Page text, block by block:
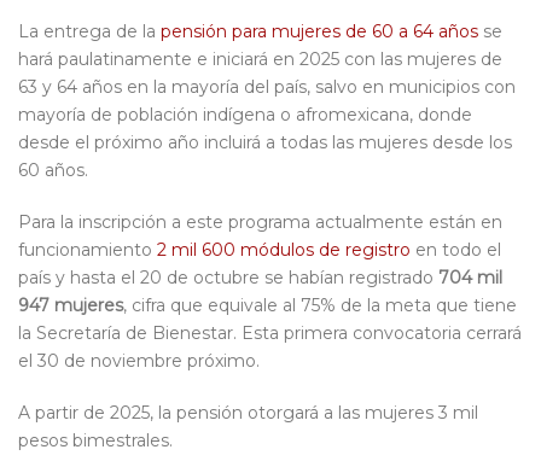
La entrega de la pensión para mujeres de 60 a 64 años se
hará paulatinamente e iniciará en 2025 con las mujeres de
63 y 64 años en la mayoría del país, salvo en municipios con
mayoría de población indígena o afromexicana, donde
desde el próximo año incluirá a todas las mujeres desde los
60 años.
Para la inscripción a este programa actualmente están en
funcionamiento 2 mil 600 módulos de registro en todo el
país y hasta el 20 de octubre se habían registrado 704 mil
947 mujeres, cifra que equivale al 75% de la meta que tiene
la Secretaría de Bienestar. Esta primera convocatoria cerrará
el 30 de noviembre próximo.
A partir de 2025, la pensión otorgará a las mujeres 3 mil
pesos bimestrales.